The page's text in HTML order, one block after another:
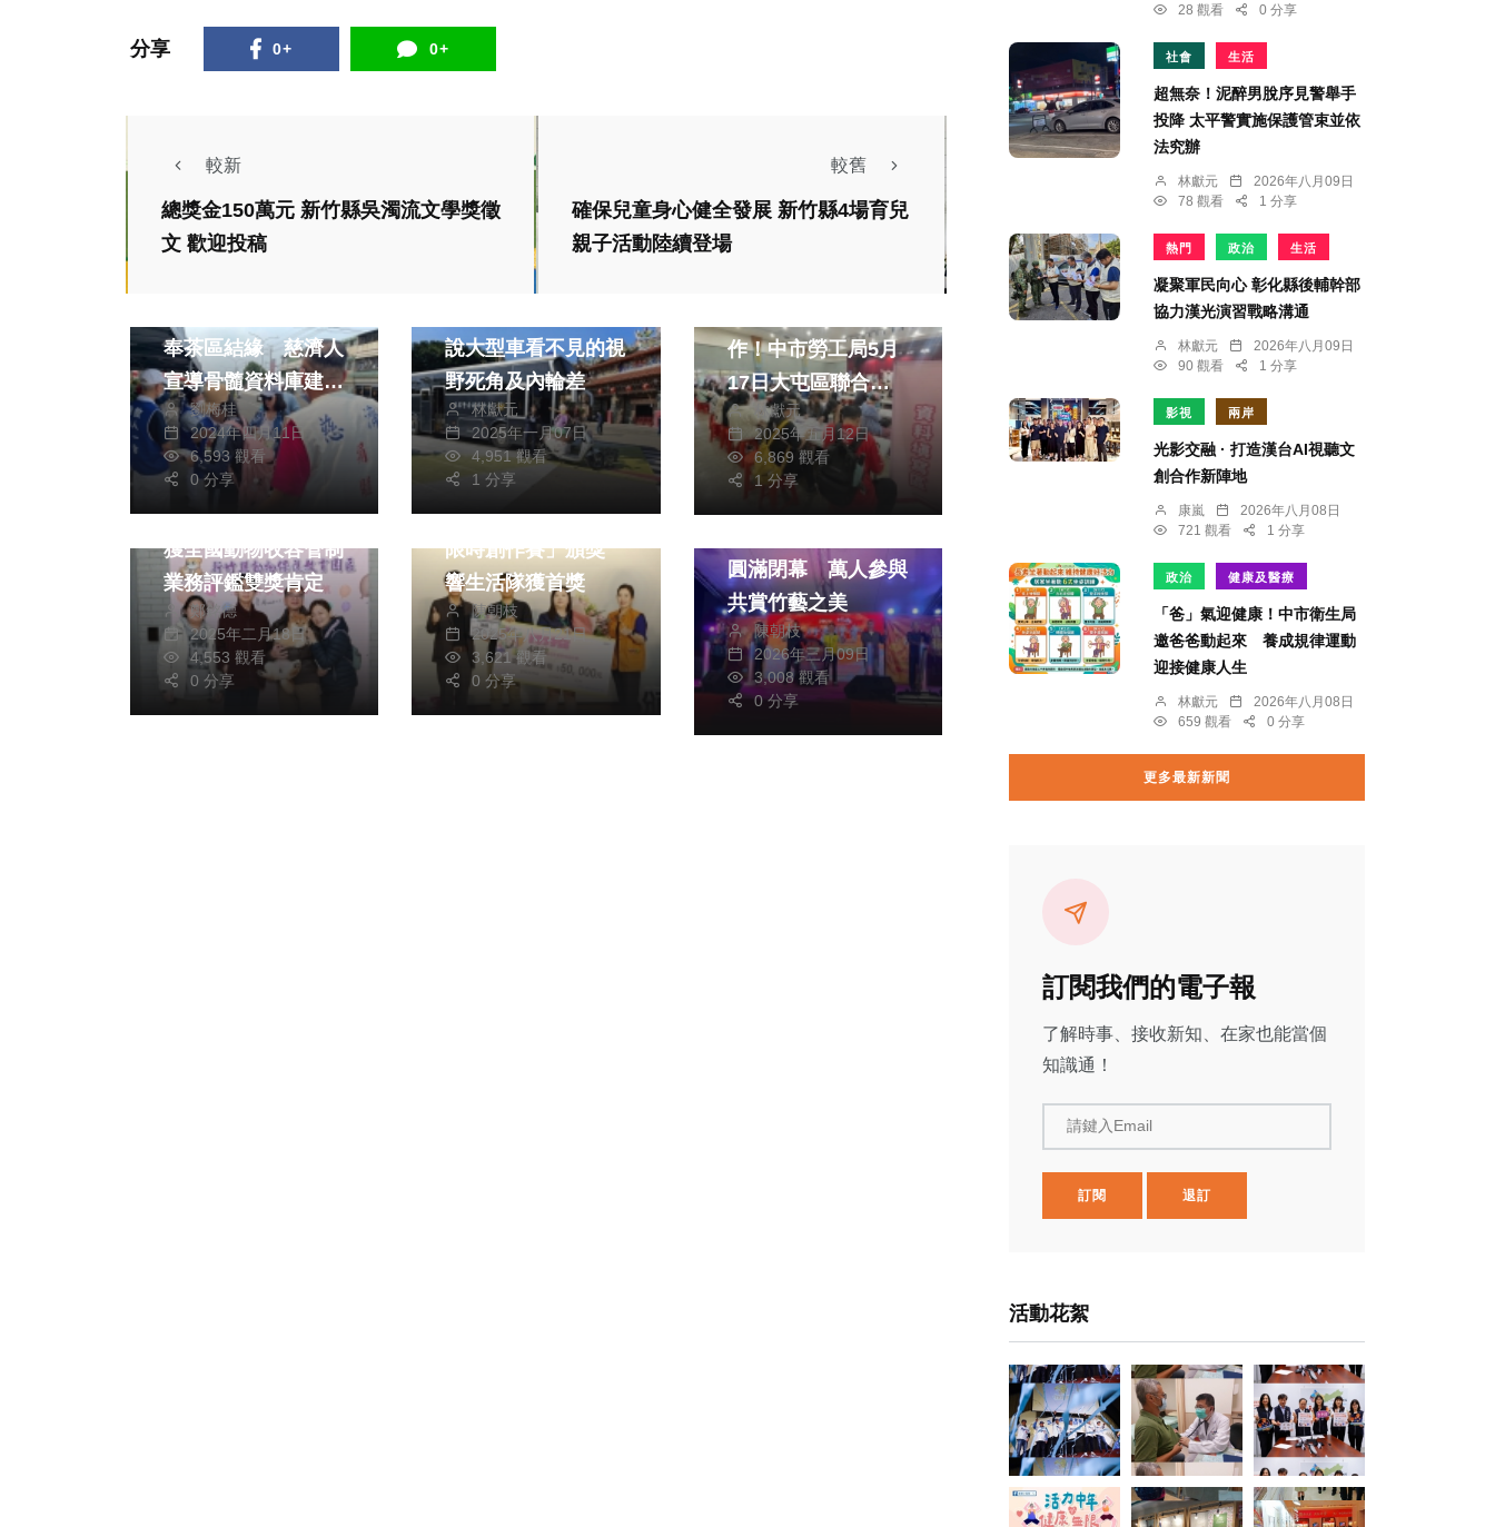
分享 0+ 0+
較新
總獎金150萬元 新竹縣吳濁流文學獎徵
文 歡迎投稿
較舊
確保兒童身心健全發展 新竹縣4場育兒
親子活動陸續登場
奉茶區結緣 慈濟人
宣導骨髓資料庫建檔
救人劉梅桂
2024年四月11日
6,593 觀看
0 分享
說大型車看不見的視
野死角及內輪差
林獻元
2025年一月07日
4,951 觀看
1 分享
作！中市勞工局5月
17日大屯區聯合徵
才登場
林獻元
2025年五月12日
6,869 觀看
1 分享
生活
恭喜新竹縣動保所！
獲全國動物收容管制
業務評鑑雙獎肯定
鄭銘德
2025年二月18日
4,553 觀看
0 分享
綜合
「南投48拍短影音
限時創作賽」頒獎
響生活隊獲首獎
陳朝枝
2025年八月21日
3,621 觀看
0 分享
圓滿閉幕 萬人參與
共賞竹藝之美
陳朝枝
2026年三月09日
3,008 觀看
0 分享
28 觀看
0 分享
社會 生活
超無奈！泥醉男脫序見警舉手
投降 太平警實施保護管束並依
法究辦
林獻元
2026年八月09日
78 觀看
1 分享
熱門 政治 生活
凝聚軍民向心 彰化縣後輔幹部
協力漢光演習戰略溝通
林獻元
2026年八月09日
90 觀看
1 分享
影視 兩岸
光影交融 · 打造漢台AI視聽文
創合作新陣地
康嵐
2026年八月08日
721 觀看
1 分享
政治 健康及醫療
「爸」氣迎健康！中市衛生局
邀爸爸動起來 養成規律運動
迎接健康人生
林獻元
2026年八月08日
659 觀看
0 分享
更多最新新聞
訂閱我們的電子報
了解時事、接收新知、在家也能當個
知識通！
請鍵入Email
訂閱 退訂
活動花絮